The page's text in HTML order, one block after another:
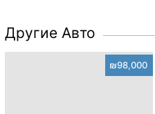
Другие Авто
₪98,000